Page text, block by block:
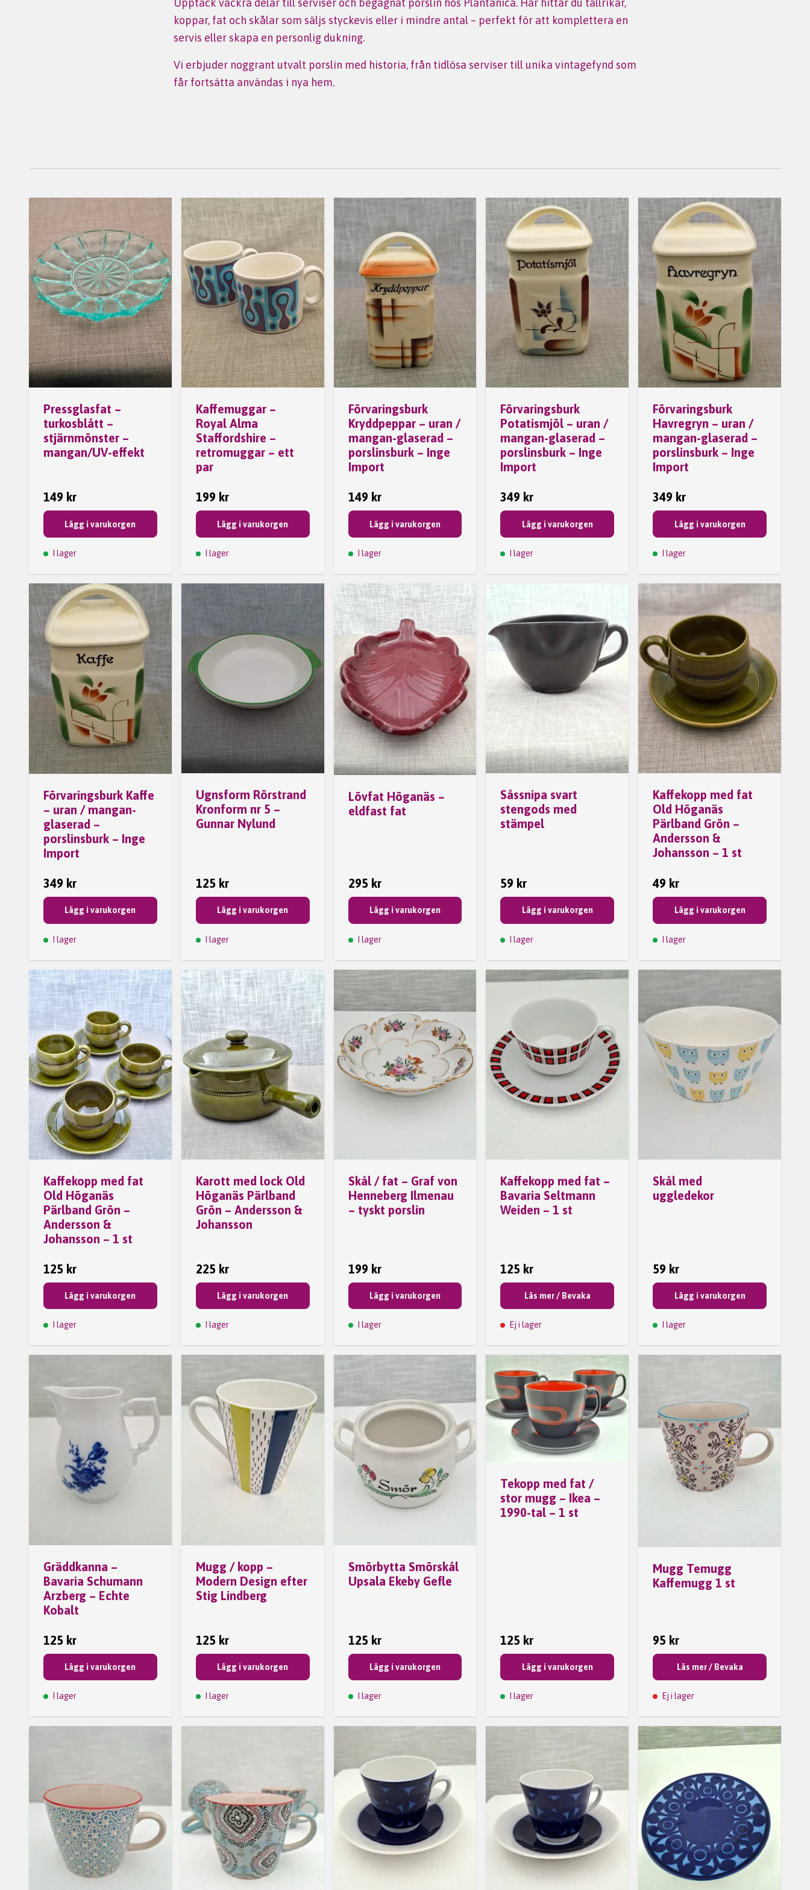
Upptäck vackra delar till serviser och begagnat porslin hos Plantanica. Här hittar du tallrikar,
koppar, fat och skålar som säljs styckevis eller i mindre antal – perfekt för att komplettera en
servis eller skapa en personlig dukning.
Vi erbjuder noggrant utvalt porslin med historia, från tidlösa serviser till unika vintagefynd som
får fortsätta användas i nya hem.
Pressglasfat –
turkosblått –
stjärnmönster –
mangan/UV-effekt
149 kr
Lägg i varukorgen
I lager
Kaffemuggar –
Royal Alma
Staffordshire –
retromuggar – ett
par
199 kr
Lägg i varukorgen
I lager
Förvaringsburk
Kryddpeppar – uran /
mangan-glaserad –
porslinsburk – Inge
Import
149 kr
Lägg i varukorgen
I lager
Förvaringsburk
Potatismjöl – uran /
mangan-glaserad –
porslinsburk – Inge
Import
349 kr
Lägg i varukorgen
I lager
Förvaringsburk
Havregryn – uran /
mangan-glaserad –
porslinsburk – Inge
Import
349 kr
Lägg i varukorgen
I lager
Förvaringsburk Kaffe
– uran / mangan-
glaserad –
porslinsburk – Inge
Import
349 kr
Lägg i varukorgen
I lager
Ugnsform Rörstrand
Kronform nr 5 –
Gunnar Nylund
125 kr
Lägg i varukorgen
I lager
Lövfat Höganäs –
eldfast fat
295 kr
Lägg i varukorgen
I lager
Såssnipa svart
stengods med
stämpel
59 kr
Lägg i varukorgen
I lager
Kaffekopp med fat
Old Höganäs
Pärlband Grön –
Andersson &
Johansson – 1 st
49 kr
Lägg i varukorgen
I lager
Kaffekopp med fat
Old Höganäs
Pärlband Grön –
Andersson &
Johansson – 1 st
125 kr
Lägg i varukorgen
I lager
Karott med lock Old
Höganäs Pärlband
Grön – Andersson &
Johansson
225 kr
Lägg i varukorgen
I lager
Skål / fat – Graf von
Henneberg Ilmenau
– tyskt porslin
199 kr
Lägg i varukorgen
I lager
Kaffekopp med fat –
Bavaria Seltmann
Weiden – 1 st
125 kr
Läs mer / Bevaka
Ej i lager
Skål med
uggledekor
59 kr
Lägg i varukorgen
I lager
Gräddkanna –
Bavaria Schumann
Arzberg – Echte
Kobalt
125 kr
Lägg i varukorgen
I lager
Mugg / kopp –
Modern Design efter
Stig Lindberg
125 kr
Lägg i varukorgen
I lager
Smörbytta Smörskål
Upsala Ekeby Gefle
125 kr
Lägg i varukorgen
I lager
Tekopp med fat /
stor mugg – Ikea –
1990-tal – 1 st
125 kr
Lägg i varukorgen
I lager
Mugg Temugg
Kaffemugg 1 st
95 kr
Läs mer / Bevaka
Ej i lager